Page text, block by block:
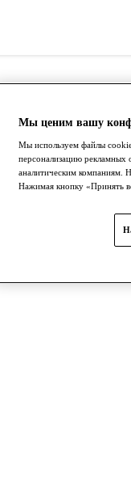
Мы ценим вашу
Мы используем файлы cookie
персонализацию рекламных
аналитическим компаниям.
Нажимая кнопку «Принять